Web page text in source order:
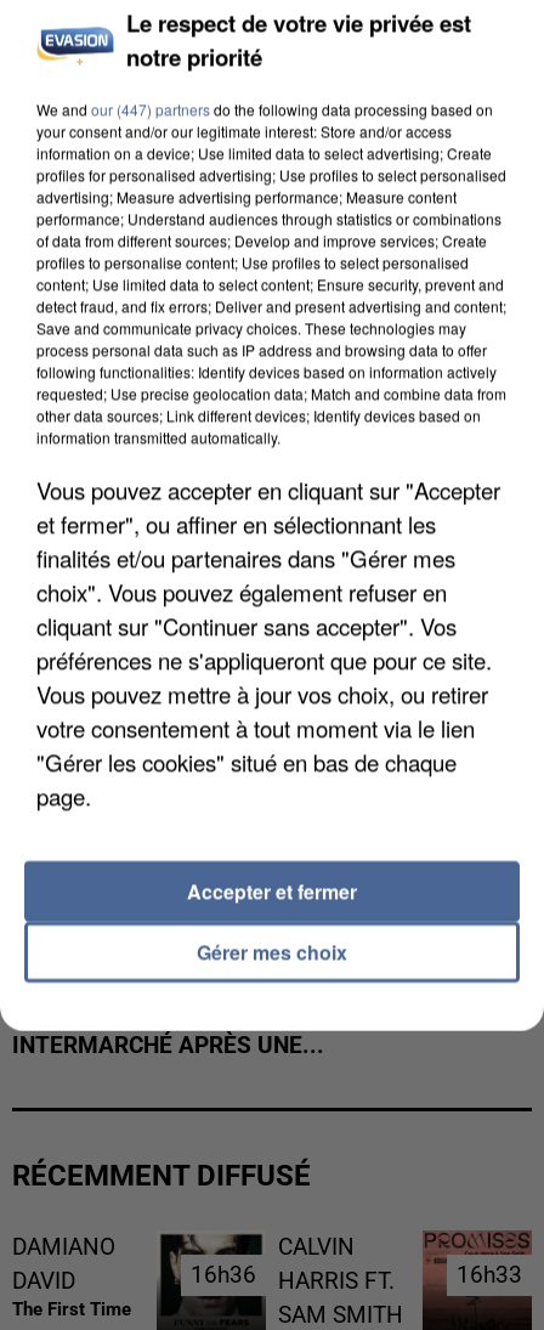
INTERPELLÉ EN ALGÉRIE
UNE TOURISTE DE L’OISE EMPORTÉE PAR UNE
COULÉE DE BOUE EN HAUTE-SAVOIE
INTERMARCHÉ APRÈS UNE...
RÉCEMMENT DIFFUSÉ
DAMIANO
DAVID
The First Time
16h36
16h36
CALVIN
HARRIS FT.
SAM SMITH
16h33
16h33
Le respect de votre vie privée est
notre priorité
We and our (447) partnersdo the following data processing based on
your consent and/or our legitimate interest: Store and/or access
information on a device; Use limited data to select advertising; Create
profiles for personalised advertising; Use profiles to select personalised
advertising; Measure advertising performance; Measure content
performance; Understand audiences through statistics or combinations
of data from different sources; Develop and improve services; Create
profiles to personalise content; Use profiles to select personalised
content; Use limited data to select content; Ensure security, prevent and
detect fraud, and fix errors; Deliver and present advertising and content;
Save and communicate privacy choices. These technologies may
process personal data such as IP address and browsing data to offer
following functionalities: Identify devices based on information actively
requested; Use precise geolocation data; Match and combine data from
other data sources; Link different devices; Identify devices based on
information transmitted automatically.
Vous pouvez accepter en cliquant sur "Accepter
et fermer", ou affiner en sélectionnant les
finalités et/ou partenaires dans "Gérer mes
choix". Vous pouvez également refuser en
cliquant sur "Continuer sans accepter". Vos
préférences ne s'appliqueront que pour ce site.
Vous pouvez mettre à jour vos choix, ou retirer
votre consentement à tout moment via le lien
"Gérer les cookies" situé en bas de chaque
page.
Gérer mes choix
Accepter et fermer